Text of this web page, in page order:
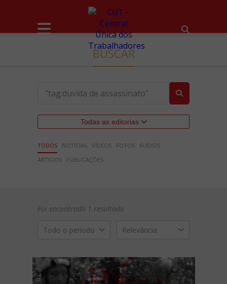
BUSCAR
Todas as editorias
TODOS NOTÍCIAS VÍDEOS FOTOS ÁUDIOS
ARTIGOS
PUBLICAÇÕES
Foi encontrado 1 resultado
Todo o período Relevância